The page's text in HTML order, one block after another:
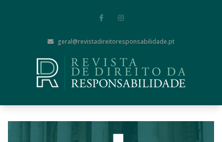
geral@revistadireitoresponsabilidade.pt